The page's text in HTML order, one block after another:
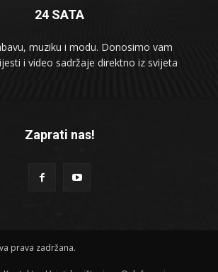
24 SATA
muziku i modu. Donosimo vam
i video sadržaje direktno iz svijeta
Zaprati nas!
prava zadržana.